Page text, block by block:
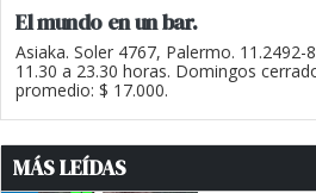
El mundo en un bar.
Asiaka. Soler 4767, Palermo. 11.2492-
11.30 a 23.30 horas. Domingos
promedio: $ 17.000.
MÁS LEÍDAS